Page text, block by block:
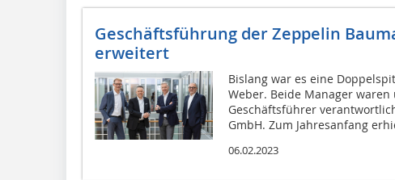
Geschäftsführung der Zeppelin
erweitert
Bislang war es eine
Weber. Beide Manager
Geschäftsführer
GmbH. Zum Jahresanfang
06.02.2023